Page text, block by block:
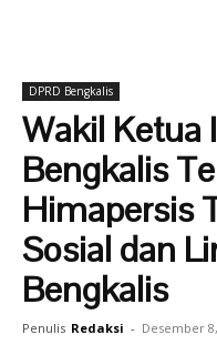
DPRD Bengkalis
Wakil Ketua
Bengkalis
Himapersis
Sosial dan
Bengkalis
Penulis Redaksi - Desember